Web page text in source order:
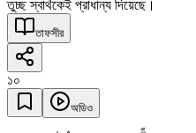
তুচ্ছ স্বার্থকেই প্রাধান্য দিয়েছে।
তাফসীর
১০
অডিও